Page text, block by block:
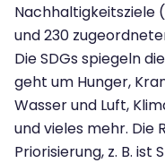
Nachhaltigkeitsziele
und 230
Die SDGs spiegeln
geht um Hunger,
Wasser und Luft,
und vieles mehr. Die
Priorisierung, z. B. ist